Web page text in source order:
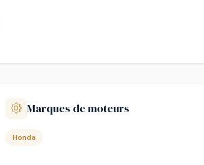
Marques de moteurs
Honda